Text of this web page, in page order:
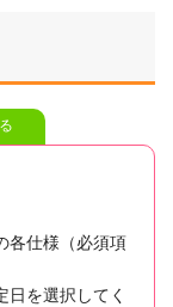
各仕様（必須項
を選択してく